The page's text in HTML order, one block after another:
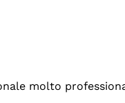
molto